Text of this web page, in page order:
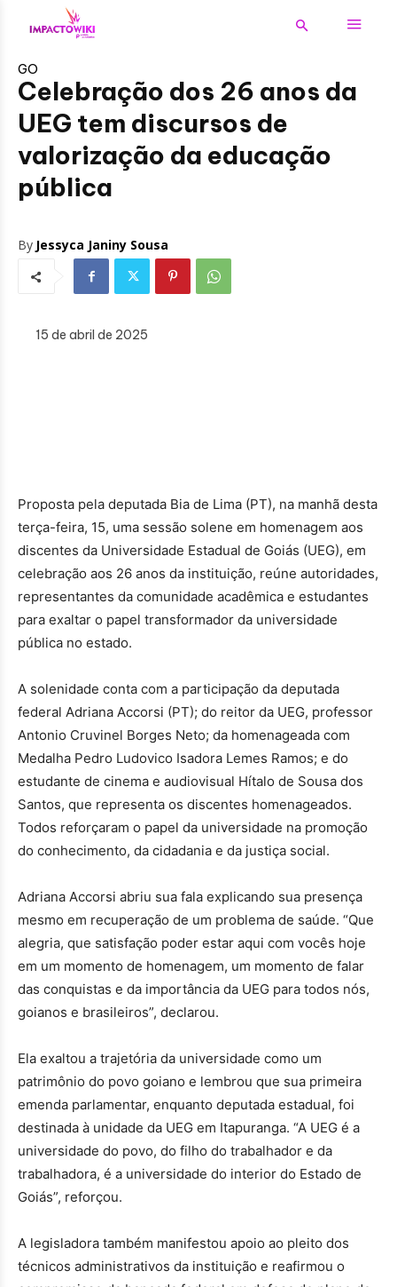
GO
Celebração dos 26 anos da
UEG tem discursos de
valorização da educação
pública
By Jessyca Janiny Sousa
15 de abril de 2025
Proposta pela deputada Bia de Lima (PT), na manhã desta
terça-feira, 15, uma sessão solene em homenagem aos
discentes da Universidade Estadual de Goiás (UEG), em
celebração aos 26 anos da instituição, reúne autoridades,
representantes da comunidade acadêmica e estudantes
para exaltar o papel transformador da universidade
pública no estado.
A solenidade conta com a participação da deputada
federal Adriana Accorsi (PT); do reitor da UEG, professor
Antonio Cruvinel Borges Neto; da homenageada com
Medalha Pedro Ludovico Isadora Lemes Ramos; e do
estudante de cinema e audiovisual Hítalo de Sousa dos
Santos, que representa os discentes homenageados.
Todos reforçaram o papel da universidade na promoção
do conhecimento, da cidadania e da justiça social.
Adriana Accorsi abriu sua fala explicando sua presença
mesmo em recuperação de um problema de saúde. “Que
alegria, que satisfação poder estar aqui com vocês hoje
em um momento de homenagem, um momento de falar
das conquistas e da importância da UEG para todos nós,
goianos e brasileiros”, declarou.
Ela exaltou a trajetória da universidade como um
patrimônio do povo goiano e lembrou que sua primeira
emenda parlamentar, enquanto deputada estadual, foi
destinada à unidade da UEG em Itapuranga. “A UEG é a
universidade do povo, do filho do trabalhador e da
trabalhadora, é a universidade do interior do Estado de
Goiás”, reforçou.
A legisladora também manifestou apoio ao pleito dos
técnicos administrativos da instituição e reafirmou o